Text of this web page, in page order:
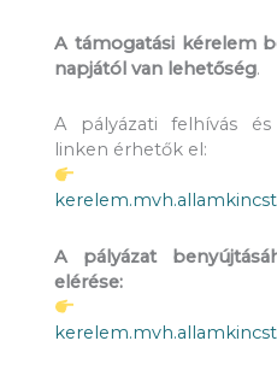
A támogatási kérelem
napjától van lehetőség.
A pályázati felhívás
linken érhetők el:
A pályázat
elérése: